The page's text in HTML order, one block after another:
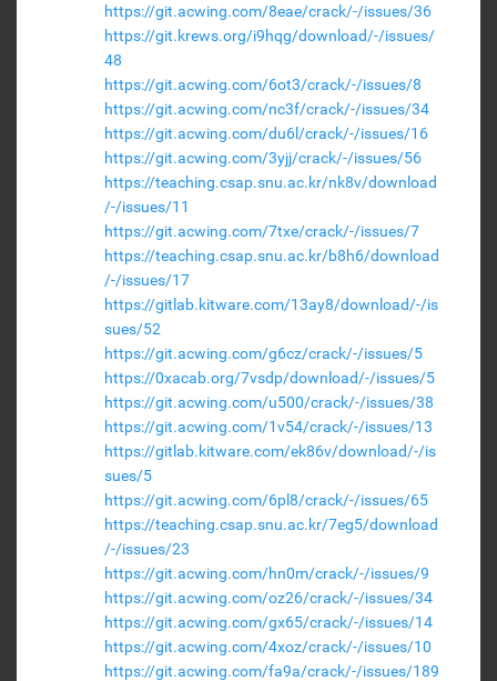
https://git.acwing.com/8eae/crack/-/issues/36
https://git.krews.org/i9hqg/download/-/issues/
48
https://git.acwing.com/6ot3/crack/-/issues/8
https://git.acwing.com/nc3f/crack/-/issues/34
https://git.acwing.com/du6l/crack/-/issues/16
https://git.acwing.com/3yjj/crack/-/issues/56
https://teaching.csap.snu.ac.kr/nk8v/download
/-/issues/11
https://git.acwing.com/7txe/crack/-/issues/7
https://teaching.csap.snu.ac.kr/b8h6/download
/-/issues/17
https://gitlab.kitware.com/13ay8/download/-/is
sues/52
https://git.acwing.com/g6cz/crack/-/issues/5
https://0xacab.org/7vsdp/download/-/issues/5
https://git.acwing.com/u500/crack/-/issues/38
https://git.acwing.com/1v54/crack/-/issues/13
https://gitlab.kitware.com/ek86v/download/-/is
sues/5
https://git.acwing.com/6pl8/crack/-/issues/65
https://teaching.csap.snu.ac.kr/7eg5/download
/-/issues/23
https://git.acwing.com/hn0m/crack/-/issues/9
https://git.acwing.com/oz26/crack/-/issues/34
https://git.acwing.com/gx65/crack/-/issues/14
https://git.acwing.com/4xoz/crack/-/issues/10
https://git.acwing.com/fa9a/crack/-/issues/189